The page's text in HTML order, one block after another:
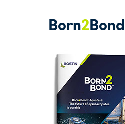
Born2Bond